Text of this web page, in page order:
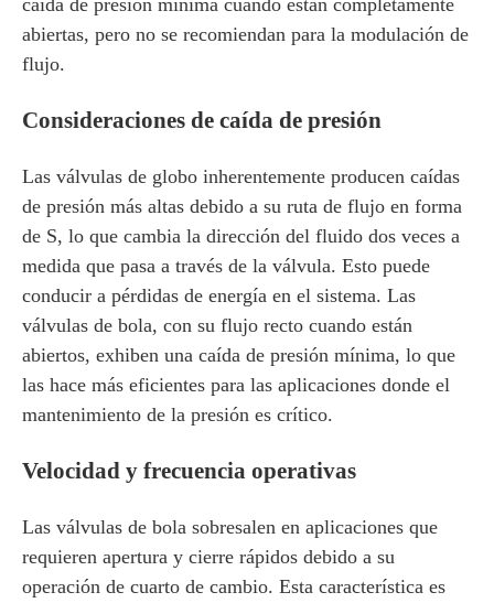
caída de presión mínima cuando están completamente
abiertas, pero no se recomiendan para la modulación de
flujo.
Consideraciones de caída de presión
Las válvulas de globo inherentemente producen caídas
de presión más altas debido a su ruta de flujo en forma
de S, lo que cambia la dirección del fluido dos veces a
medida que pasa a través de la válvula. Esto puede
conducir a pérdidas de energía en el sistema. Las
válvulas de bola, con su flujo recto cuando están
abiertos, exhiben una caída de presión mínima, lo que
las hace más eficientes para las aplicaciones donde el
mantenimiento de la presión es crítico.
Velocidad y frecuencia operativas
Las válvulas de bola sobresalen en aplicaciones que
requieren apertura y cierre rápidos debido a su
operación de cuarto de cambio. Esta característica es